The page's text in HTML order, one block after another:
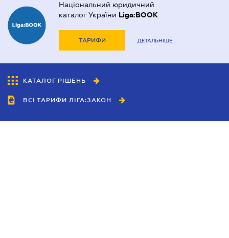
Національний юридичний
каталог України Liga:BOOK
ТАРИФИ ДЕТАЛЬНІШЕ
КАТАЛОГ РІШЕНЬ
ВСІ ТАРИФИ ЛІГА:ЗАКОН